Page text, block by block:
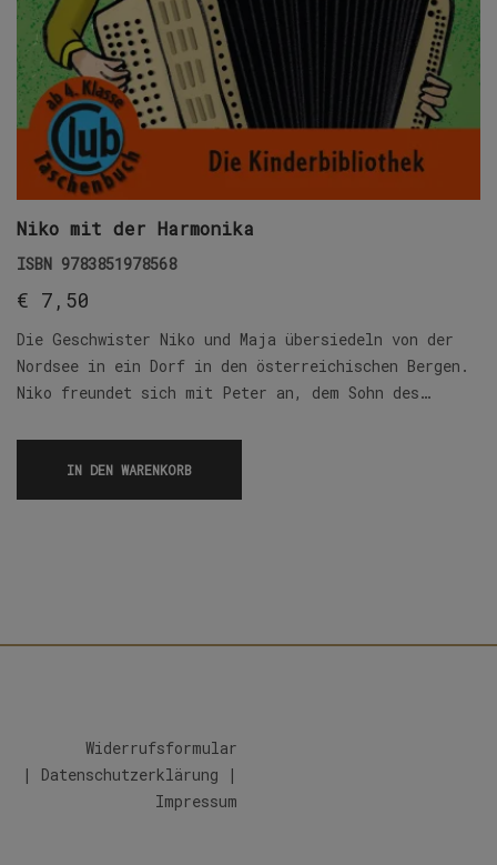
Niko mit der Harmonika
ISBN 9783851978568
€ 7,50
Die Geschwister Niko und Maja übersiedeln von der
Nordsee in ein Dorf in den österreichischen Bergen.
Niko freundet sich mit Peter an, dem Sohn des…
IN DEN WARENKORB
Widerrufsformular
| Datenschutzerklärung |
Impressum